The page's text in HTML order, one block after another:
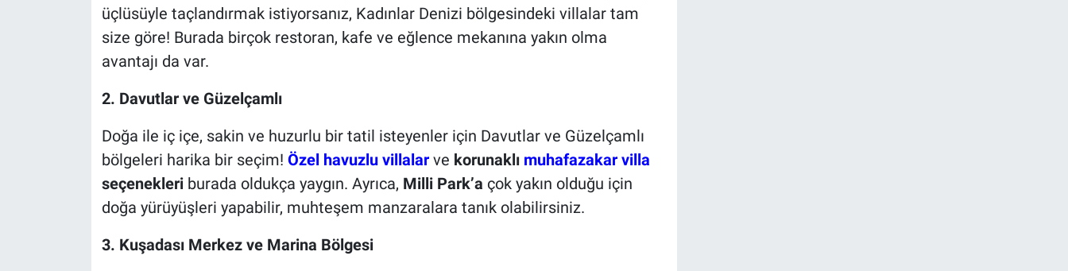
üçlüsüyle taçlandırmak istiyorsanız, Kadınlar Denizi bölgesindeki villalar tam
size göre! Burada birçok restoran, kafe ve eğlence mekanına yakın olma
avantajı da var.
2. Davutlar ve Güzelçamlı
Doğa ile iç içe, sakin ve huzurlu bir tatil isteyenler için Davutlar ve Güzelçamlı
bölgeleri harika bir seçim! Özel havuzlu villalarve korunaklı muhafazakar villa
seçenekleriburada oldukça yaygın. Ayrıca, Milli Park’a çok yakın olduğu için
doğa yürüyüşleri yapabilir, muhteşem manzaralara tanık olabilirsiniz.
3. Kuşadası Merkez ve Marina Bölgesi